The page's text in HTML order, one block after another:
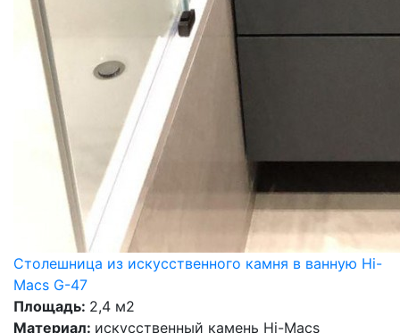
Столешница из искусственного камня в ванную Hi-
Macs G-47
Площадь: 2,4 м2
Материал: искусственный камень Hi-Macs